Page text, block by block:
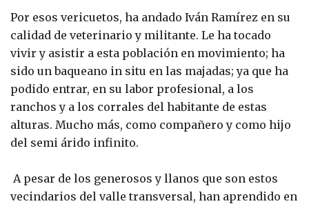
Por esos vericuetos, ha andado Iván Ramírez en su
calidad de veterinario y militante. Le ha tocado
vivir y asistir a esta población en movimiento; ha
sido un baqueano in situ en las majadas; ya que ha
podido entrar, en su labor profesional, a los
ranchos y a los corrales del habitante de estas
alturas. Mucho más, como compañero y como hijo
del semi árido infinito.
A pesar de los generosos y llanos que son estos
vecindarios del valle transversal, han aprendido en